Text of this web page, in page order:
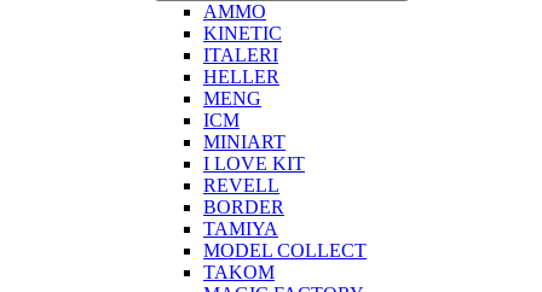
AMMO
KINETIC
ITALERI
HELLER
MENG
ICM
MINIART
I LOVE KIT
REVELL
BORDER
TAMIYA
MODEL COLLECT
TAKOM